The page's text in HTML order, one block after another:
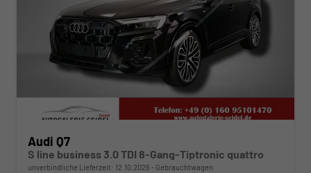
Audi Q7
S line business 3.0 TDI 8-Gang-Tiptronic quattro
unverbindliche Lieferzeit: 12.10.2026 Gebrauchtwagen